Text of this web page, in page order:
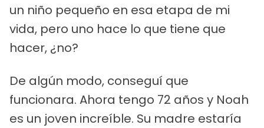
un niño pequeño en esa etapa de mi
vida, pero uno hace lo que tiene que
hacer, ¿no?
De algún modo, conseguí que
funcionara. Ahora tengo 72 años y Noah
es un joven increíble. Su madre estaría